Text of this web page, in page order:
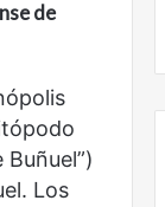
de
Los